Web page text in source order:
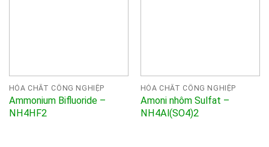
HÓA CHẤT CÔNG NGHIỆP
Ammonium Bifluoride –
NH4HF2
HÓA CHẤT CÔNG NGHIỆP
Amoni nhôm Sulfat –
NH4Al(SO4)2